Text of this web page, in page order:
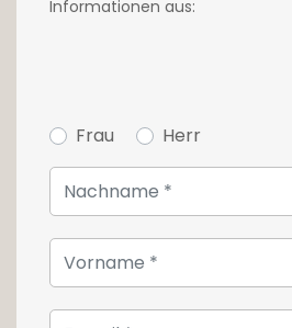
Informationen aus:
Frau Herr